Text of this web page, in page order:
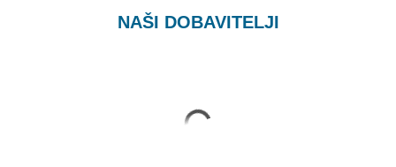
NAŠI DOBAVITELJI